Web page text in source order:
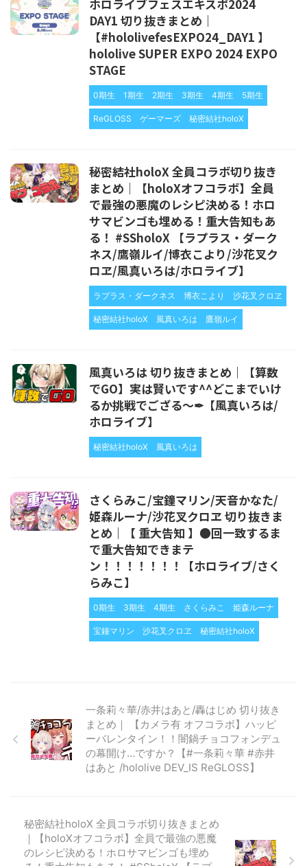
ホロライブフェスエキスポ2024
DAY1 切り抜きまとめ｜
【#hololivefesEXPO24_DAY1 】
hololive SUPER EXPO 2024 EXPO
STAGE
0期生 1期生 2期生 3期生 4期生 5期生
ReGLOSS ゲーマーズ 秘密結社holoX
秘密結社holoX 全員コラボ切り抜き
まとめ｜【holoXオフコラボ】全員
で最強の悪魔のレシピ決める！ホロ
サマビンゴも埋める！重大告知もあ
る！ #SSholoX 【ラプラス・ダーク
ネス/鷹嶺ルイ/博衣こより/沙花叉ク
ロヱ/風真いろは/ホロライブ】
ラプラス・ダークネス 博衣こより 沙花叉クロヱ
秘密結社holoX 風真いろは 鷹嶺ルイ
風真いろは 切り抜きまとめ｜【算数
でGO】実は賢いです^^どこまでいけ
るか挑戦でござる～✒【風真いろは/
ホロライブ】
秘密結社holoX 風真いろは
さくらみこ/宝鐘マリン/天音かなた/
姫森ルーナ/沙花叉クロヱ 切り抜きま
とめ｜【 重大告知 】●回一致するま
で重大告知できまテ
ン！！！！！！！【ホロライブ/さく
らみこ】
0期生 3期生 4期生 さくらみこ 姫森ルーナ
宝鐘マリン 沙花叉クロヱ 秘密結社holoX
一条莉々華/赤井はあと/轟はじめ 切り抜き
まとめ｜ 【カメラ有 オフコラボ】ハッピ
ーバレンタイン！！闇鍋チョコフォンデュ
の幕開け…ですか？【#一条莉々華 #赤井
はあと /hololive DEV_IS ReGLOSS】
秘密結社holoX 全員コラボ切り抜きまとめ
｜【holoXオフコラボ】全員で最強の悪魔
のレシピ決める！ホロサマビンゴも埋め